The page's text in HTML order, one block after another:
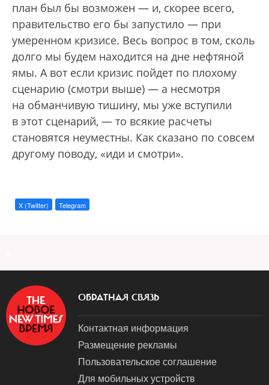
план был бы возможен — и, скорее всего,
правительство его бы запустило — при
умеренном кризисе. Весь вопрос в том, сколь
долго мы будем находится на дне нефтяной
ямы. А вот если кризис пойдет по плохому
сценарию (смотри выше) — а несмотря
на обманчивую тишину, мы уже вступили
в этот сценарий, — то всякие расчеты
становятся неуместны. Как сказано по совсем
другому поводу, «иди и смотри».
X (Twitter) Telegram
ОБРАТНАЯ СВЯЗЬ
Контактная информация
Размещение рекламы
Пользовательское соглашение
Для мобильных устройств